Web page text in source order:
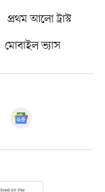
প্রথম আলো ট্রাস্ট
মোবাইল ভ্যাস